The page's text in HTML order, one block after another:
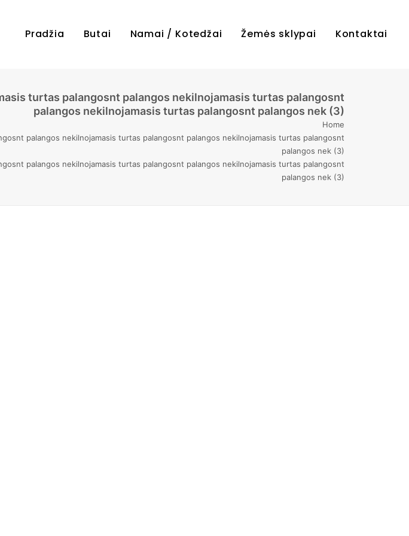
Pradžia Butai Namai / Kotedžai Žemės sklypai Kontaktai
turtas palangosnt palangos nekilnojamasis turtas palangosnt
palangos nekilnojamasis turtas palangosnt palangos nek (3)
Home
palangos nekilnojamasis turtas palangosnt palangos nekilnojamasis turtas palangosnt
palangos nek (3)
palangos nekilnojamasis turtas palangosnt palangos nekilnojamasis turtas palangosnt
palangos nek (3)